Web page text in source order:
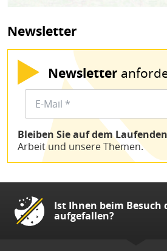
Newsletter
Newsletter
Bleiben Sie auf dem Laufenden
Arbeit und unsere Themen.
Ist Ihnen beim Besuch
aufgefallen?